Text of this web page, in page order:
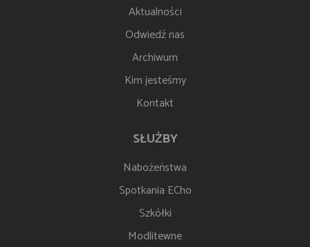
Aktualności
Odwiedź nas
Archiwum
Kim jesteśmy
Kontakt
SŁUŻBY
Nabożeństwa
Spotkania ECho
Szkółki
Modlitewne